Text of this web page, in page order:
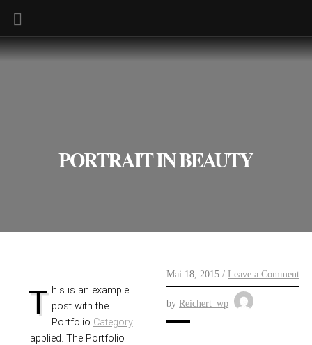
PORTRAIT IN BEAUTY
Mai 18, 2015 /Leave a Comment
byReichert_wp
This is an example post with the
Portfolio Category
applied. The Portfolio